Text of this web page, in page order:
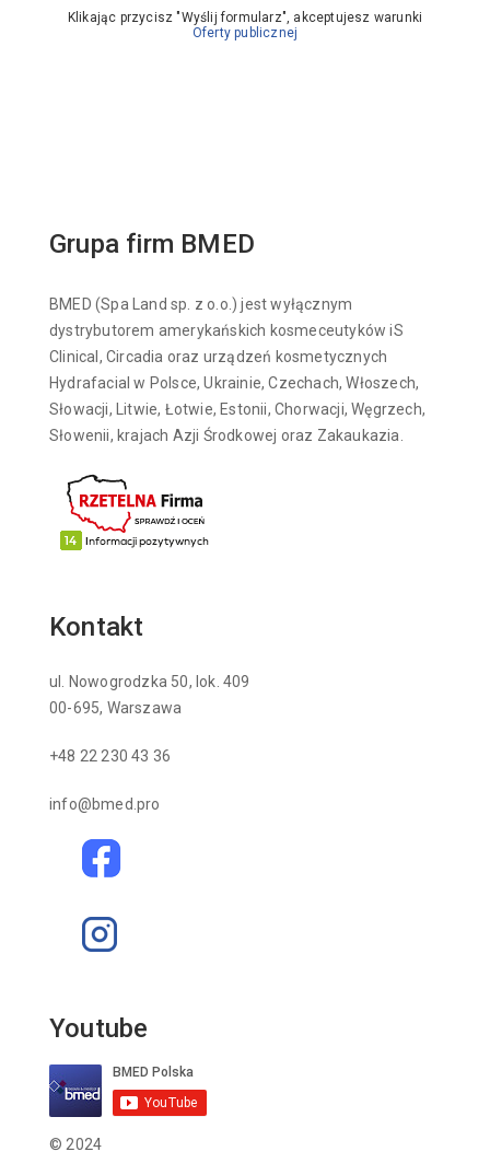
Klikając przycisz "Wyślij formularz", akceptujesz warunki
Oferty publicznej
Grupa firm BMED
BMED (Spa Land sp. z o.o.) jest wyłącznym
dystrybutorem amerykańskich kosmeceutyków iS
Clinical, Circadia oraz urządzeń kosmetycznych
Hydrafacial w Polsce, Ukrainie, Czechach, Włoszech,
Słowacji, Litwie, Łotwie, Estonii, Chorwacji, Węgrzech,
Słowenii, krajach Azji Środkowej oraz Zakaukazia.
Kontakt
ul. Nowogrodzka 50, lok. 409
00-695, Warszawa
+48 22 230 43 36
info@bmed.pro
Youtube
© 2024